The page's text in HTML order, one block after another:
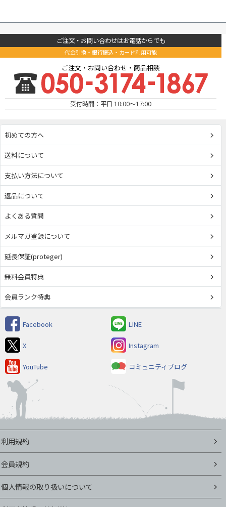
ご注文・お問い合わせはお電話からでも
代金引換・銀行振込・カード利用可能
ご注文・お問い合わせ・商品相談
受付時間：平日 10:00～17:00
初めての方へ
送料について
支払い方法について
返品について
よくある質問
メルマガ登録について
延長保証(proteger)
無料会員特典
会員ランク特典
Facebook LINE
X Instagram
YouTube コミュニティブログ
利用規約
会員規約
個人情報の取り扱いについて